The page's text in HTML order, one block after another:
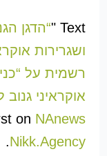
Text " “הדגן
ושגרירות
אוקראיני
on
Nikk.Agency
.